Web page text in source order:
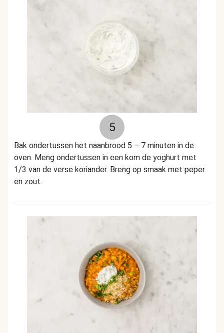
5
Bak ondertussen het naanbrood 5 – 7 minuten in de
oven. Meng ondertussen in een kom de yoghurt met
1/3 van de verse koriander. Breng op smaak met peper
en zout.